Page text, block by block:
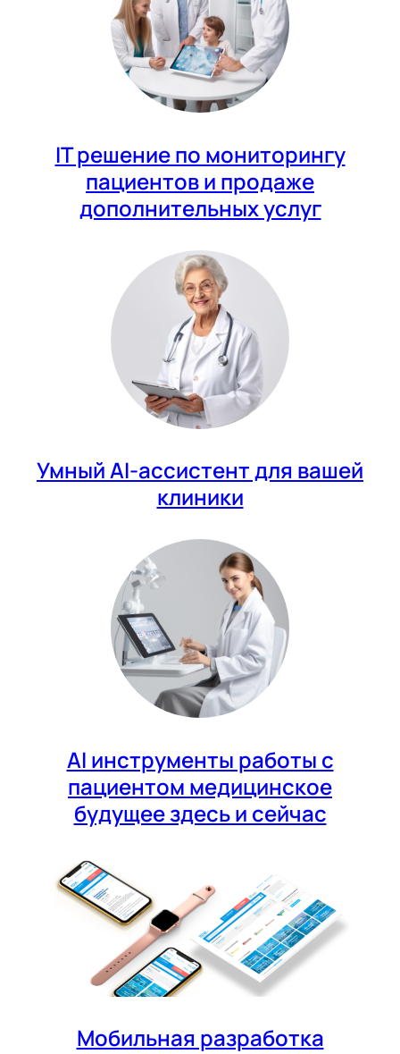
IT решение по мониторингу
пациентов и продаже
дополнительных услуг
Умный AI-ассистент для вашей
клиники
AI инструменты работы с
пациентом медицинское
будущее здесь и сейчас
Мобильная разработка